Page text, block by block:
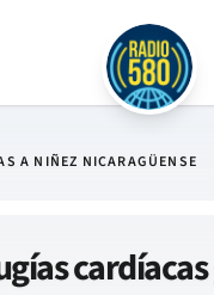
A NIÑEZ NICARAGÜENSE